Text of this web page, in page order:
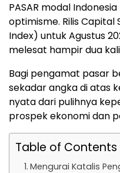
PASAR modal
optimisme. Rilis Capital
Index) untuk Agustus
melesat hampir dua
Bagi pengamat pasar
sekadar angka di atas
nyata dari pulihnya
prospek ekonomi dan
Table of Contents
Mengurai Katalis